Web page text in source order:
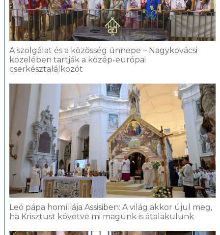
A szolgálat és a közösség ünnepe – Nagykovácsi
közelében tartják a közép-európai
cserkésztalálkozót
Leó pápa homíliája Assisiben: A világ akkor újul meg,
ha Krisztust követve mi magunk is átalakulunk